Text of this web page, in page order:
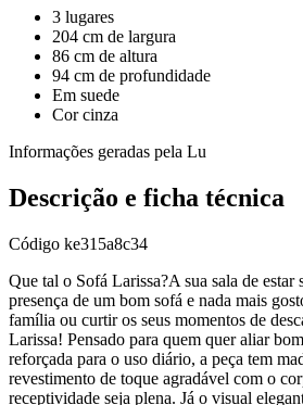
3 lugares
204 cm de largura
86 cm de altura
94 cm de profundidade
Em suede
Cor cinza
Informações geradas pela Lu
Descrição e ficha técnica
Código ke315a8c34
Que tal o Sofá Larissa?A sua sala de estar
presença de um bom sofá e nada mais
família ou curtir os seus momentos de
Larissa! Pensado para quem quer aliar
reforçada para o uso diário, a peça tem
revestimento de toque agradável com o
receptividade seja plena. Já o visual